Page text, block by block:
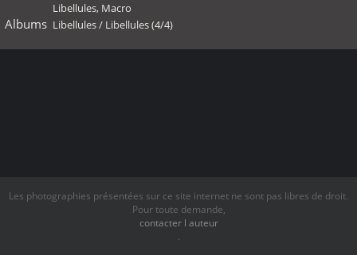
Libellules, Macro
Albums Libellules/ Libellules (4/4)
Les photographies présentées sur ce site internet ne sont pas libres de droit.
Pour toute demande,
contacter l auteur
.